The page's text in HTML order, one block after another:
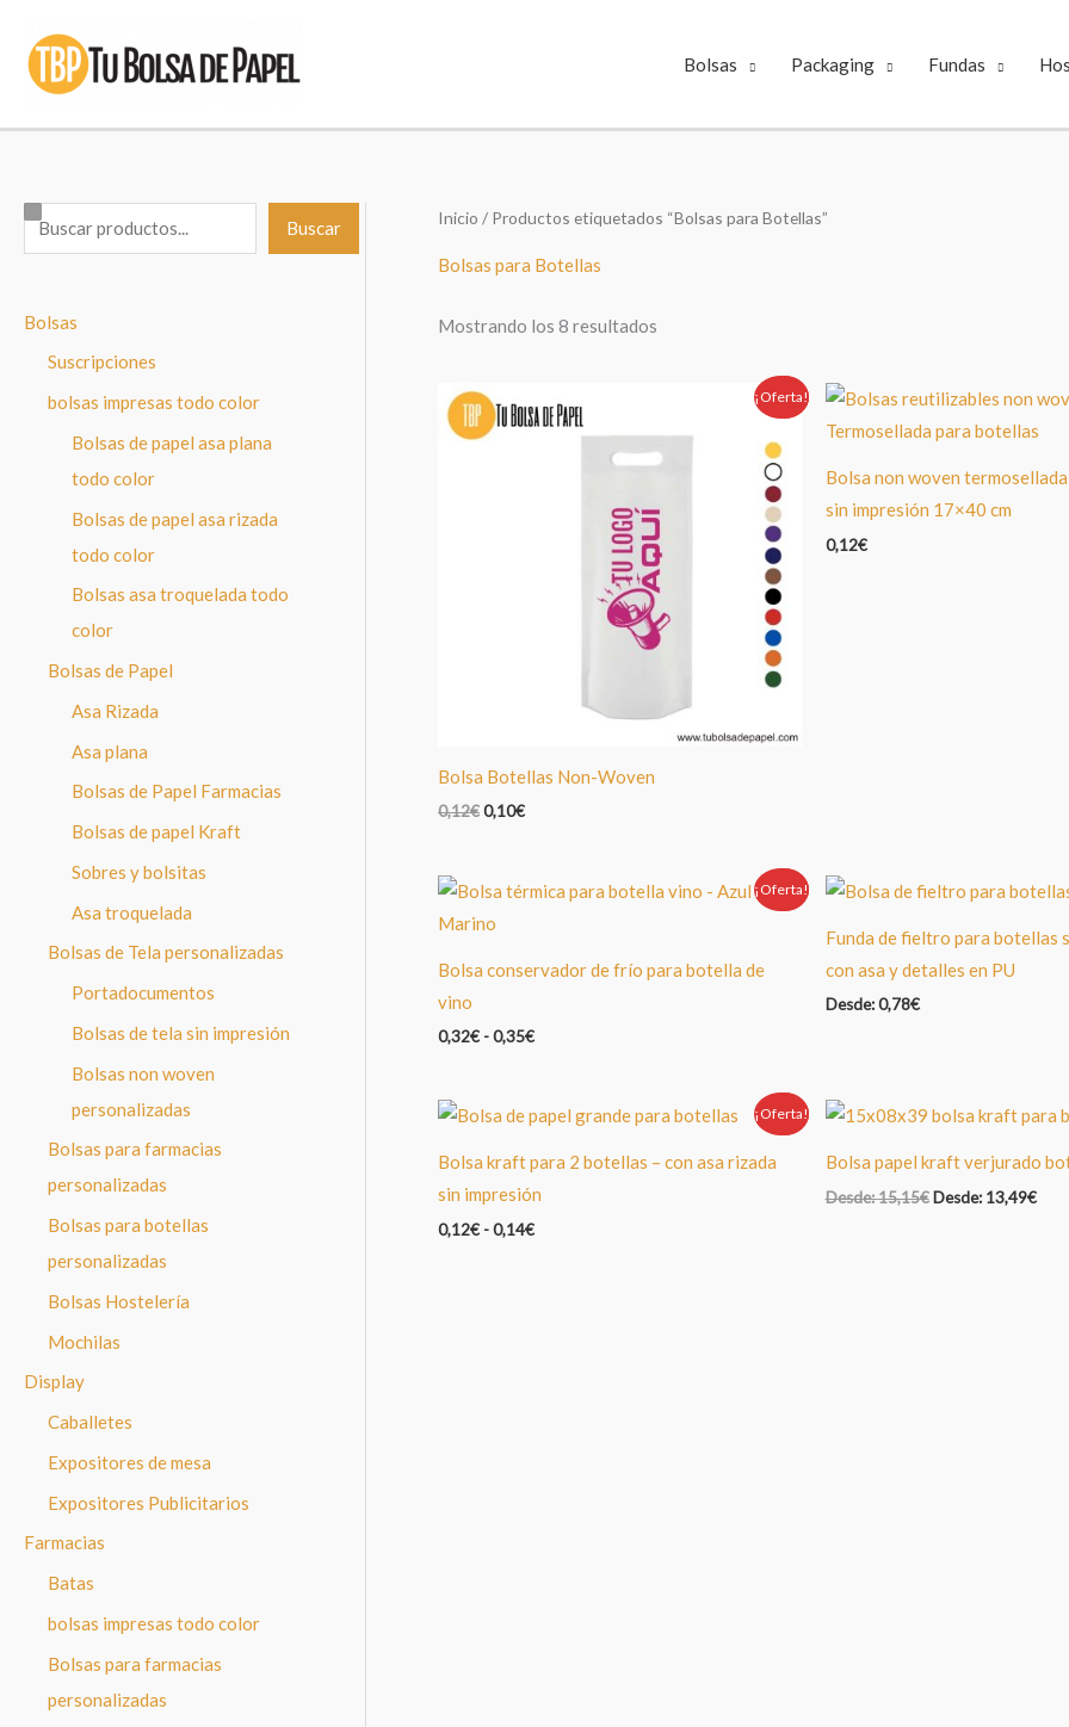
contenido
Bolsas Packaging Fundas
B
u
c
Buscar
Bolsas
Suscripciones
bolsas impresas todo color
Bolsas de papel asa plana
todo color
Bolsas de papel asa rizada
todo color
Bolsas asa troquelada todo
color
Bolsas de Papel
Asa Rizada
Asa plana
Bolsas de Papel Farmacias
Bolsas de papel Kraft
Sobres y bolsitas
Asa troquelada
Bolsas de Tela personalizadas
Portadocumentos
Bolsas de tela sin impresión
Bolsas non woven
personalizadas
Bolsas para farmacias
personalizadas
Bolsas para botellas
personalizadas
Bolsas Hostelería
Mochilas
Display
Caballetes
Expositores de mesa
Expositores Publicitarios
Farmacias
Batas
bolsas impresas todo color
Bolsas para farmacias
personalizadas
Inicio / Productos etiquetados “Bolsas para Botellas”
Bolsas para Botellas
Mostrando los 8 resultadosOrdenado
Oferta!
¡Oferta!
Bolsa Botellas Non-Woven
0,12€El
0,12€.
0,10€El
0,10€.
Bolsa non woven
sin impresión 17×40 cm
0,12€
Oferta!
¡Oferta!
Bolsa conservador de frío para botella de
vino
0,32€-0,35€
Funda de fieltro para botellas
con asa y detalles en PU
Desde:0,78€
Oferta!
¡Oferta!
Bolsa kraft para 2 botellas – con asa rizada
sin impresión
0,12€-0,14€
Bolsa papel kraft verjurado
Desde:15,15€ Desde: 13,49€